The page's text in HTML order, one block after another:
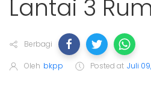
Lantai 3
Berbagi
Oleh bkpp Posted at Juli